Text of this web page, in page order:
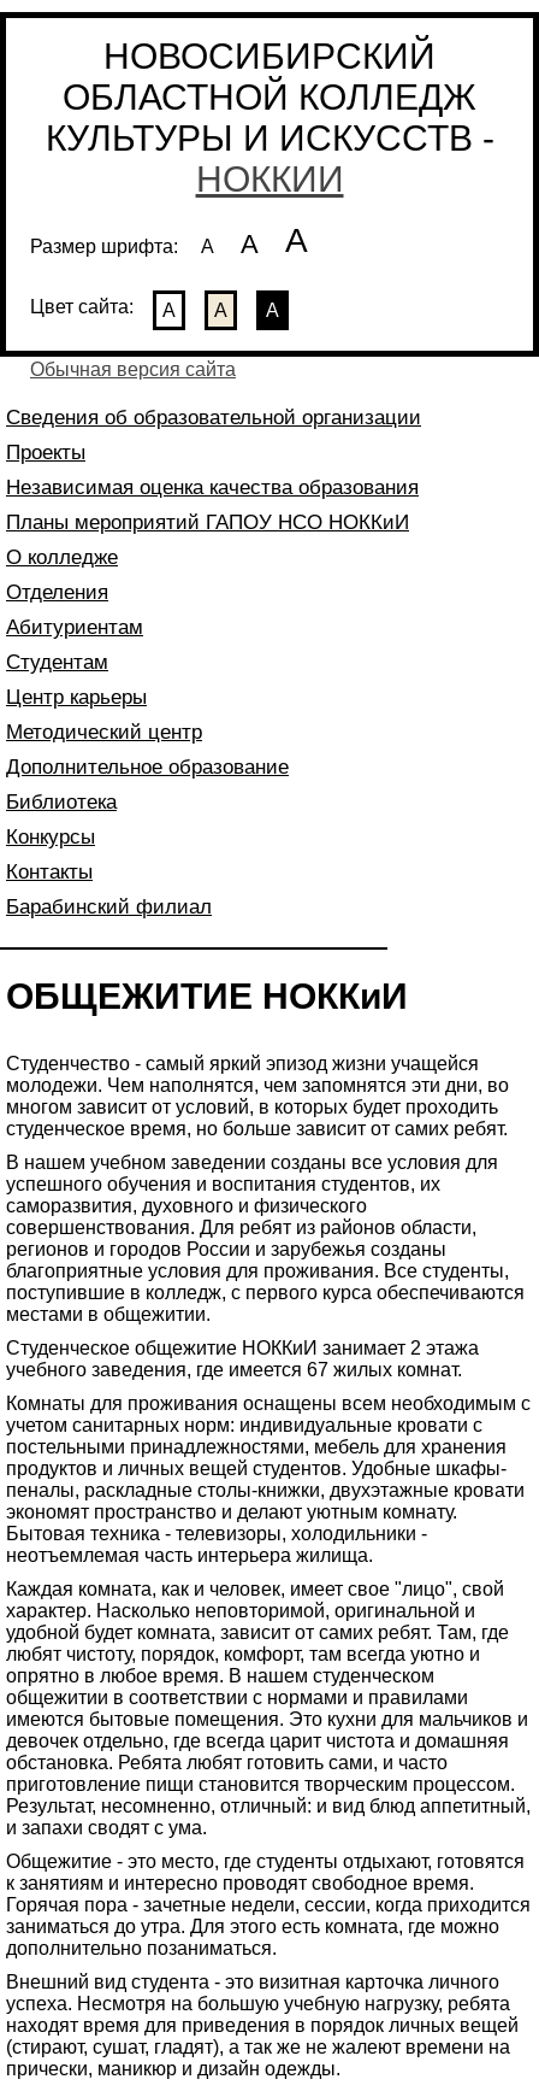
НОВОСИБИРСКИЙ
ОБЛАСТНОЙ КОЛЛЕДЖ
КУЛЬТУРЫ И ИСКУССТВ -
НОККИИ
Размер шрифта: А А А
Цвет сайта: А А А
Обычная версия сайта
Сведения об образовательной организации
Проекты
Независимая оценка качества образования
Планы мероприятий ГАПОУ НСО НОККиИ
О колледже
Отделения
Абитуриентам
Студентам
Центр карьеры
Методический центр
Дополнительное образование
Библиотека
Конкурсы
Контакты
Барабинский филиал
ОБЩЕЖИТИЕ НОККиИ
Студенчество - самый яркий эпизод жизни учащейся
молодежи. Чем наполнятся, чем запомнятся эти дни, во
многом зависит от условий, в которых будет проходить
студенческое время, но больше зависит от самих ребят.
В нашем учебном заведении созданы все условия для
успешного обучения и воспитания студентов, их
саморазвития, духовного и физического
совершенствования. Для ребят из районов области,
регионов и городов России и зарубежья созданы
благоприятные условия для проживания. Все студенты,
поступившие в колледж, с первого курса обеспечиваются
местами в общежитии.
Студенческое общежитие НОККиИ занимает 2 этажа
учебного заведения, где имеется 67 жилых комнат.
Комнаты для проживания оснащены всем необходимым с
учетом санитарных норм: индивидуальные кровати с
постельными принадлежностями, мебель для хранения
продуктов и личных вещей студентов. Удобные шкафы-
пеналы, раскладные столы-книжки, двухэтажные кровати
экономят пространство и делают уютным комнату.
Бытовая техника - телевизоры, холодильники -
неотъемлемая часть интерьера жилища.
Каждая комната, как и человек, имеет свое "лицо", свой
характер. Насколько неповторимой, оригинальной и
удобной будет комната, зависит от самих ребят. Там, где
любят чистоту, порядок, комфорт, там всегда уютно и
опрятно в любое время. В нашем студенческом
общежитии в соответствии с нормами и правилами
имеются бытовые помещения. Это кухни для мальчиков и
девочек отдельно, где всегда царит чистота и домашняя
обстановка. Ребята любят готовить сами, и часто
приготовление пищи становится творческим процессом.
Результат, несомненно, отличный: и вид блюд аппетитный,
и запахи сводят с ума.
Общежитие - это место, где студенты отдыхают, готовятся
к занятиям и интересно проводят свободное время.
Горячая пора - зачетные недели, сессии, когда приходится
заниматься до утра. Для этого есть комната, где можно
дополнительно позаниматься.
Внешний вид студента - это визитная карточка личного
успеха. Несмотря на большую учебную нагрузку, ребята
находят время для приведения в порядок личных вещей
(стирают, сушат, гладят), а так же не жалеют времени на
прически, маникюр и дизайн одежды.